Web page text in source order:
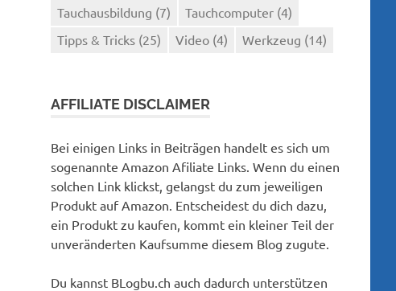
Tauchausbildung (7) Tauchcomputer (4)
Tipps & Tricks (25) Video (4) Werkzeug (14)
AFFILIATE DISCLAIMER
Bei einigen Links in Beiträgen handelt es sich um
sogenannte Amazon Afiliate Links. Wenn du einen
solchen Link klickst, gelangst du zum jeweiligen
Produkt auf Amazon. Entscheidest du dich dazu,
ein Produkt zu kaufen, kommt ein kleiner Teil der
unveränderten Kaufsumme diesem Blog zugute.
Du kannst BLogbu.ch auch dadurch unterstützen